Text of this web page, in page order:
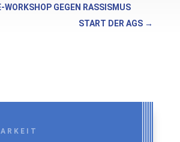
WORKSHOP GEGEN RASSISMUS
START DER AGS →